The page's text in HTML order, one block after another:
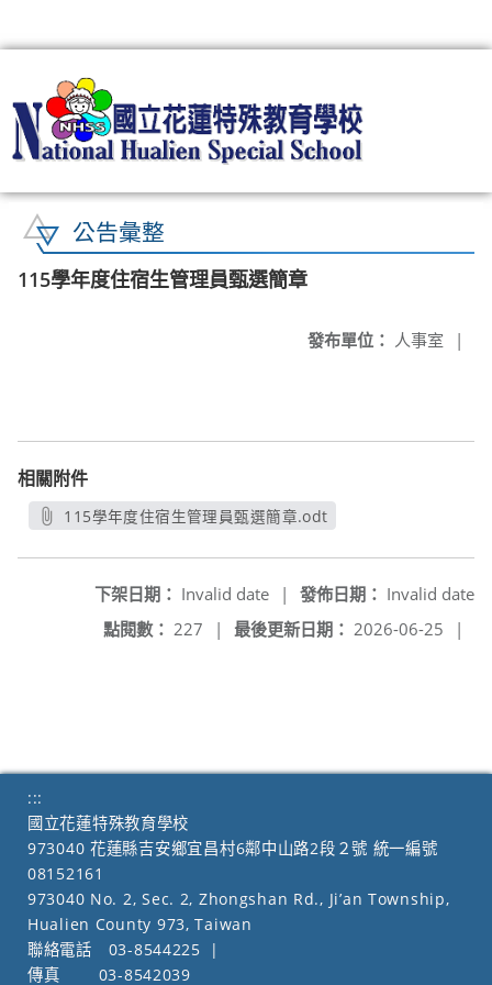
公告彙整
115學年度住宿生管理員甄選簡章
發布單位： 人事室 |
相關附件
115學年度住宿生管理員甄選簡章.odt
發佈日期： Invalid date
下架日期： Invalid date
|
最後更新日期： 2026-06-25 |
點閱數： 227 |
:::
國立花蓮特殊教育學校
973040 花蓮縣吉安鄉宜昌村6鄰中山路2段２號 統一編號
08152161
973040 No. 2, Sec. 2, Zhongshan Rd., Ji’an Township,
Hualien County 973, Taiwan
聯絡電話
03-8544225
|
傳真
03-8542039